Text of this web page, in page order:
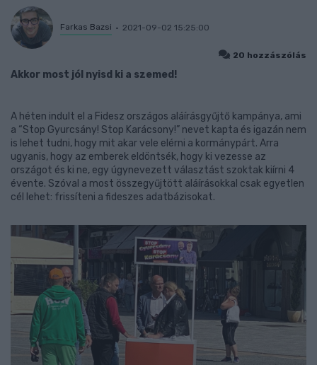
Farkas Bazsi 2021-09-02 15:25:00
20 hozzászólás
Akkor most jól nyisd ki a szemed!
A héten indult el a Fidesz országos aláírásgyűjtő kampánya, ami
a “Stop Gyurcsány! Stop Karácsony!” nevet kapta és igazán nem
is lehet tudni, hogy mit akar vele elérni a kormánypárt. Arra
ugyanis, hogy az emberek eldöntsék, hogy ki vezesse az
országot és ki ne, egy úgynevezett választást szoktak kiírni 4
évente. Szóval a most összegyűjtött aláírásokkal csak egyetlen
cél lehet: frissíteni a fideszes adatbázisokat.